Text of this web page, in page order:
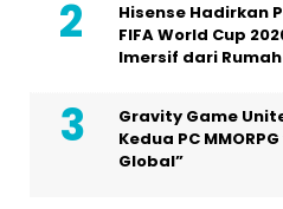
Hisense Hadirkan
FIFA World Cup
Imersif dari Rumah
Gravity Game
Kedua PC
Global”